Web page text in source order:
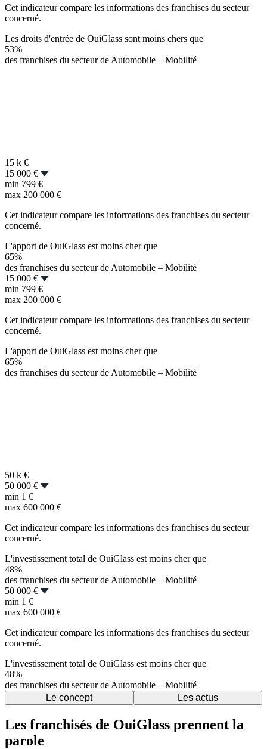
Cet indicateur compare les informations des franchises du secteur
concerné.
Les droits d'entrée de OuiGlass sont moins chers que
53%
des franchises du secteur de Automobile – Mobilité
15 k €
15 000 €
min 799 €
max 200 000 €
Cet indicateur compare les informations des franchises du secteur
concerné.
L'apport de OuiGlass est moins cher que
65%
des franchises du secteur de Automobile – Mobilité
15 000 €
min 799 €
max 200 000 €
Cet indicateur compare les informations des franchises du secteur
concerné.
L'apport de OuiGlass est moins cher que
65%
des franchises du secteur de Automobile – Mobilité
50 k €
50 000 €
min 1 €
max 600 000 €
Cet indicateur compare les informations des franchises du secteur
concerné.
L'investissement total de OuiGlass est moins cher que
48%
des franchises du secteur de Automobile – Mobilité
50 000 €
min 1 €
max 600 000 €
Cet indicateur compare les informations des franchises du secteur
concerné.
L'investissement total de OuiGlass est moins cher que
48%
des franchises du secteur de Automobile – Mobilité
Le concept
Les actus
Les franchisés de OuiGlass prennent la
parole